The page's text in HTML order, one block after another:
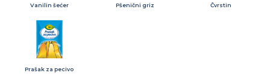
Vanilin šećer Pšenični griz Čvrstin
Prašak za pecivo